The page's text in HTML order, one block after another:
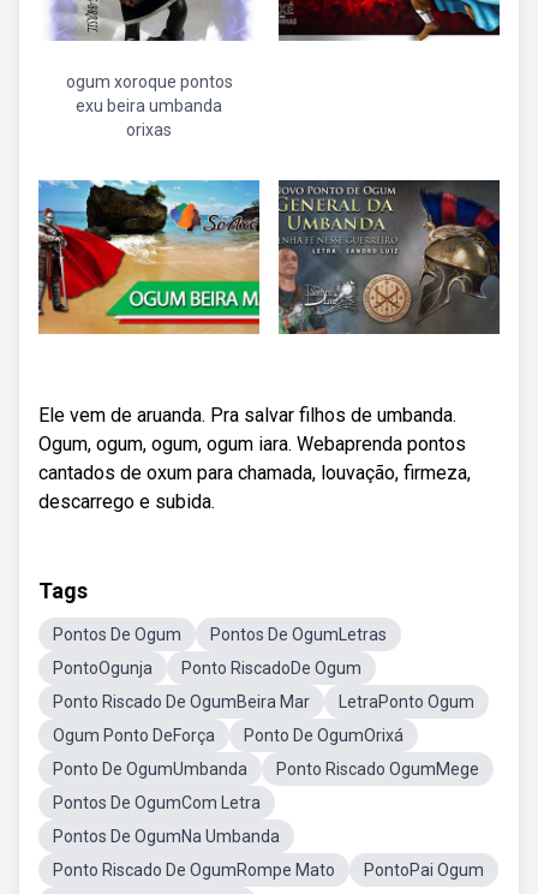
ogum xoroque pontos
exu beira umbanda
orixas
Ele vem de aruanda. Pra salvar filhos de umbanda.
Ogum, ogum, ogum, ogum iara. Webaprenda pontos
cantados de oxum para chamada, louvação, firmeza,
descarrego e subida.
Tags
Pontos De Ogum
Pontos De OgumLetras
PontoOgunja
Ponto RiscadoDe Ogum
Ponto Riscado De OgumBeira Mar
LetraPonto Ogum
Ogum Ponto DeForça
Ponto De OgumOrixá
Ponto De OgumUmbanda
Ponto Riscado OgumMege
Pontos De OgumCom Letra
Pontos De OgumNa Umbanda
Ponto Riscado De OgumRompe Mato
PontoPai Ogum